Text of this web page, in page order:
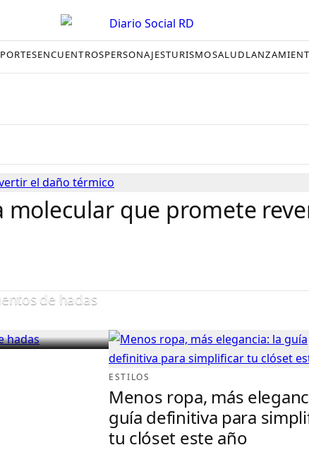
ENCUENTROSPERSONAJESTURISMOSALUD
molecular que promete
de hadas
ESTILOS
Menos ropa, más
guía definitiva para
tu clóset este año